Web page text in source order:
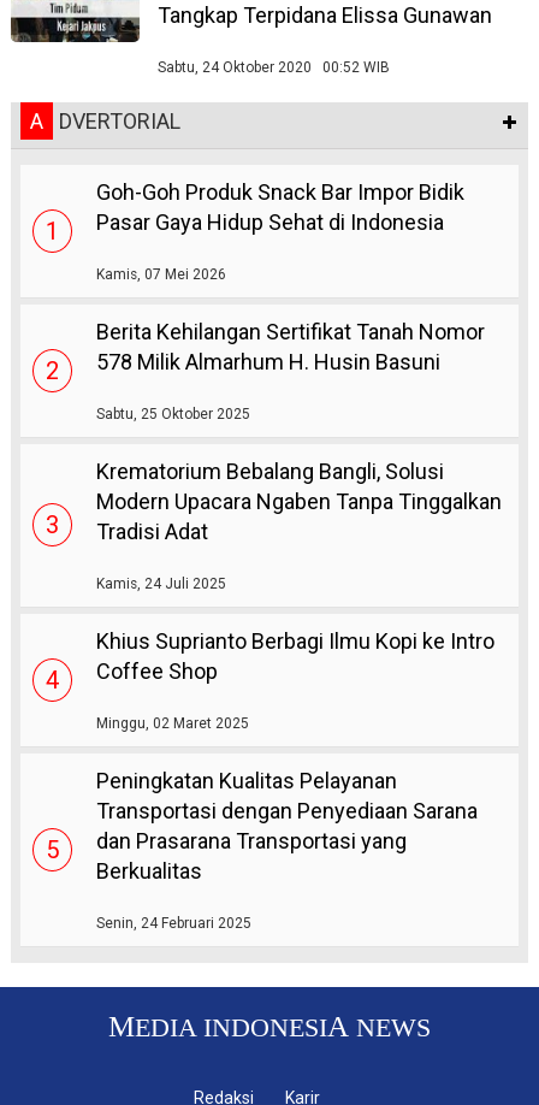
Tangkap Terpidana Elissa Gunawan
Sabtu, 24 Oktober 2020 00:52 WIB
A DVERTORIAL
1
Goh-Goh Produk Snack Bar Impor Bidik
Pasar Gaya Hidup Sehat di Indonesia
Kamis, 07 Mei 2026
2
Berita Kehilangan Sertifikat Tanah Nomor
578 Milik Almarhum H. Husin Basuni
Sabtu, 25 Oktober 2025
3
Krematorium Bebalang Bangli, Solusi
Modern Upacara Ngaben Tanpa Tinggalkan
Tradisi Adat
Kamis, 24 Juli 2025
4
Khius Suprianto Berbagi Ilmu Kopi ke Intro
Coffee Shop
Minggu, 02 Maret 2025
5
Peningkatan Kualitas Pelayanan
Transportasi dengan Penyediaan Sarana
dan Prasarana Transportasi yang
Berkualitas
Senin, 24 Februari 2025
MEDIA INDONESIA NEWS
Redaksi Karir